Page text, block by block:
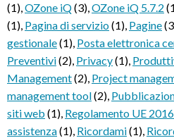
(1),OZone iQ(3),OZone iQ 5.7.2
(1), Pagina di servizio(1), Pagine
gestionale(1), Posta elettronica
Preventivi(2), Privacy(1),
Management(2), Project
management tool(2),
siti web (1), Regolamento UE
assistenza(1), Ricordami(1),